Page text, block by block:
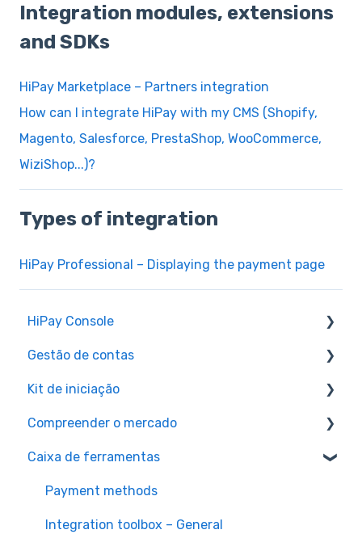
Integration modules, extensions
and SDKs
HiPay Marketplace – Partners integration
How can I integrate HiPay with my CMS (Shopify,
Magento, Salesforce, PrestaShop, WooCommerce,
WiziShop...)?
Types of integration
HiPay Professional – Displaying the payment page
HiPay Console
Pesquisa rápida
Gestão dos favoritos
Financial report management and detailed
Gestão de contas
HiPay Marketplace – KYC/KYB documents and
Kit de iniciação
HiPay Marketplace - Cash-out
HiPay Enterprise - Cash-in
Compreender o mercado
Guides
Caixa de ferramentas
Payment methods
Integration toolbox – General